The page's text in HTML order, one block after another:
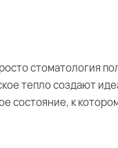
стоматология
тепло создают
состояние, к